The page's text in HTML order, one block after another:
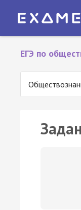
ЕГЭ по